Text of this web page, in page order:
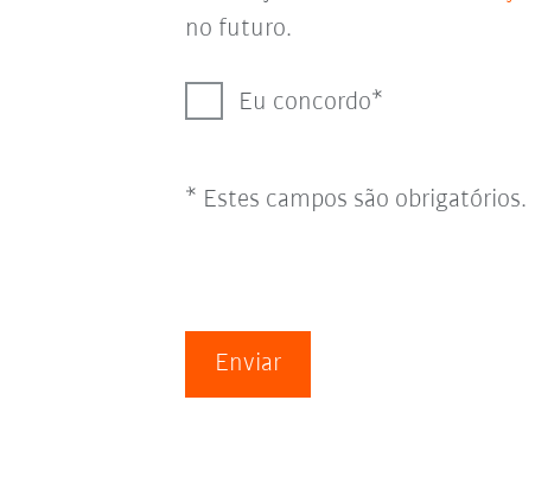
no futuro.
Eu concordo
* Estes campos são obrigatórios.
Enviar